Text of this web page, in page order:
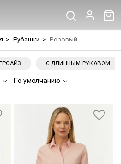
> Рубашки > Розовый
С ДЛИННЫМ РУКАВОМ
По умолчанию